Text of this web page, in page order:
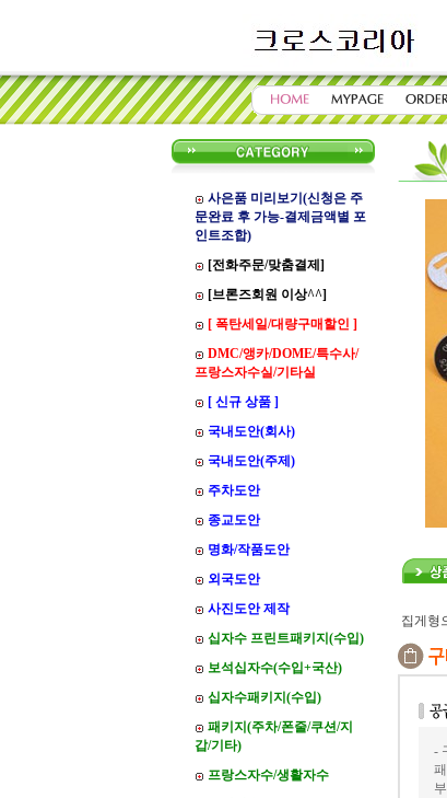
사은품 미리보기(신청은 주
문완료 후 가능-결제금액별 포
인트조합)
[전화주문/맞춤결제]
[브론즈회원 이상^^]
[ 폭탄세일/대량구매할인 ]
DMC/앵카/DOME/특수사/
프랑스자수실/기타실
[ 신규 상품 ]
국내도안(회사)
국내도안(주제)
주차도안
종교도안
명화/작품도안
외국도안
사진도안 제작
십자수 프린트패키지(수입)
보석십자수(수입+국산)
십자수패키지(수입)
패키지(주차/폰줄/쿠션/지
갑/기타)
프랑스자수/생활자수
집게형
-